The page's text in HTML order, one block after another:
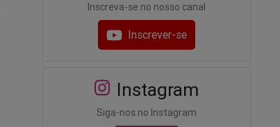
Inscreva-se no nosso canal
Inscrever-se
Instagram
Siga-nos no Instagram